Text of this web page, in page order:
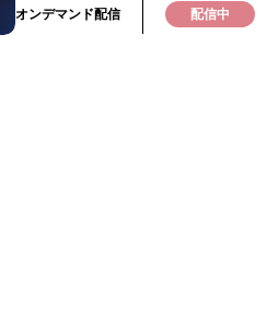
らず、・なぜ今、その変化が起き
企業や個人にどんな選択を迫るの
べきものは何か」そんな問いを持
のインプットセッションです。▼
オンデマンド配信 配信中